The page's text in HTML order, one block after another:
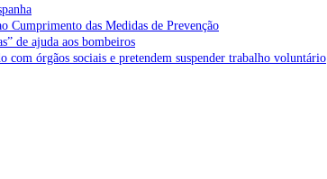
Cumprimento das Medidas de Prevenção
de ajuda aos bombeiros
com órgãos sociais e pretendem suspender trabalho voluntário